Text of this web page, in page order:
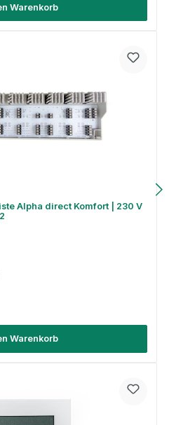
Warenkorb
Alpha direct Komfort | 230 V
Warenkorb